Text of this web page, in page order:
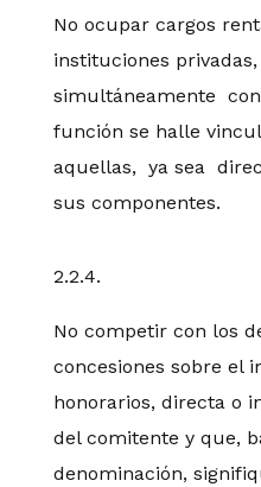
No ocupar cargos
instituciones
simultáneamente
función se halle
aquellas, ya sea
sus componentes.
2.2.4.
No competir con los
concesiones sobre el
honorarios, directa o
del comitente y que,
denominación,